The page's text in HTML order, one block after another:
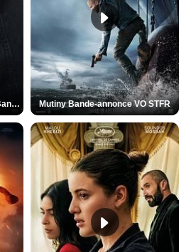
Spider-Man: Brand New Day Bande-annonce VO STFR Mutiny Bande-annonce VO STFR